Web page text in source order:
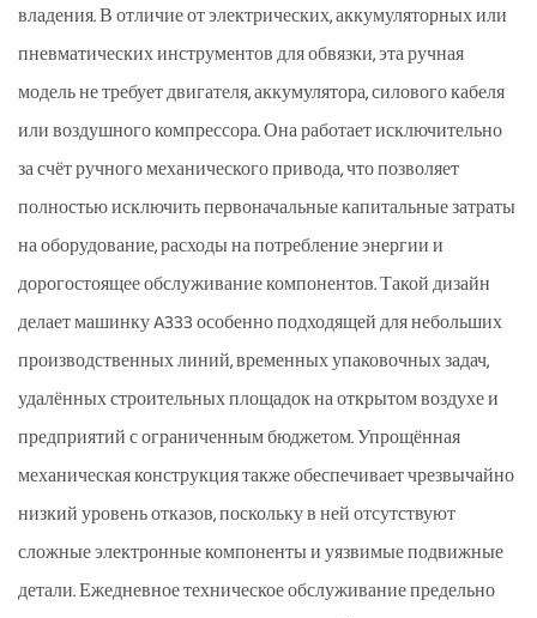
владения. В отличие от электрических, аккумуляторных или
пневматических инструментов для обвязки, эта ручная
модель не требует двигателя, аккумулятора, силового кабеля
или воздушного компрессора. Она работает исключительно
за счёт ручного механического привода, что позволяет
полностью исключить первоначальные капитальные затраты
на оборудование, расходы на потребление энергии и
дорогостоящее обслуживание компонентов. Такой дизайн
делает машинку A333 особенно подходящей для небольших
производственных линий, временных упаковочных задач,
удалённых строительных площадок на открытом воздухе и
предприятий с ограниченным бюджетом. Упрощённая
механическая конструкция также обеспечивает чрезвычайно
низкий уровень отказов, поскольку в ней отсутствуют
сложные электронные компоненты и уязвимые подвижные
детали. Ежедневное техническое обслуживание предельно